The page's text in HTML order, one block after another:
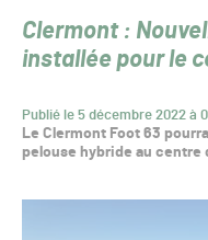
Clermont :
installée pour le
Publié le 5 décembre 2022 à
Le Clermont Foot 63
pelouse hybride au centre